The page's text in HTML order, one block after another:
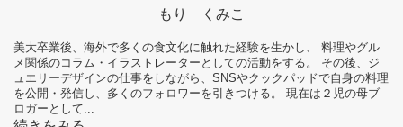
もり くみこ
美大卒業後、海外で多くの食文化に触れた経験を生かし、 料理やグル
メ関係のコラム・イラストレーターとしての活動をする。 その後、ジ
ュエリーデザインの仕事をしながら、SNSやクックパッドで自身の料理
を公開・発信し、多くのフォロワーを引きつける。 現在は２児の母ブ
ロガーとして...